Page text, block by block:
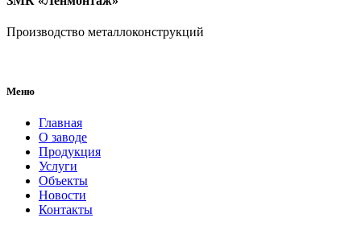
Производство металлоконструкций
Меню
Главная
О заводе
Продукция
Услуги
Объекты
Новости
Контакты